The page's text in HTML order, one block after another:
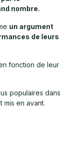
nombre.
un argument
de leurs
fonction de leur
populaires dans
mis en avant.